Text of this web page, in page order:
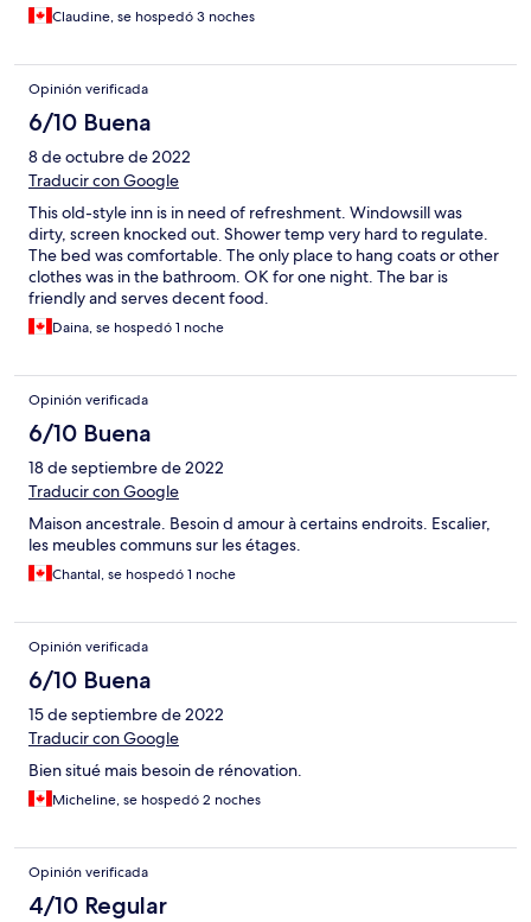
Claudine, se hospedó 3 noches
Opinión verificada
6/10 Buena
8 de octubre de 2022
Traducir con Google
This old-style inn is in need of refreshment. Windowsill was
dirty, screen knocked out. Shower temp very hard to regulate.
The bed was comfortable. The only place to hang coats or other
clothes was in the bathroom. OK for one night. The bar is
friendly and serves decent food.
Daina, se hospedó 1 noche
Opinión verificada
6/10 Buena
18 de septiembre de 2022
Traducir con Google
Maison ancestrale. Besoin d amour à certains endroits. Escalier,
les meubles communs sur les étages.
Chantal, se hospedó 1 noche
Opinión verificada
6/10 Buena
15 de septiembre de 2022
Traducir con Google
Bien situé mais besoin de rénovation.
Micheline, se hospedó 2 noches
Opinión verificada
4/10 Regular